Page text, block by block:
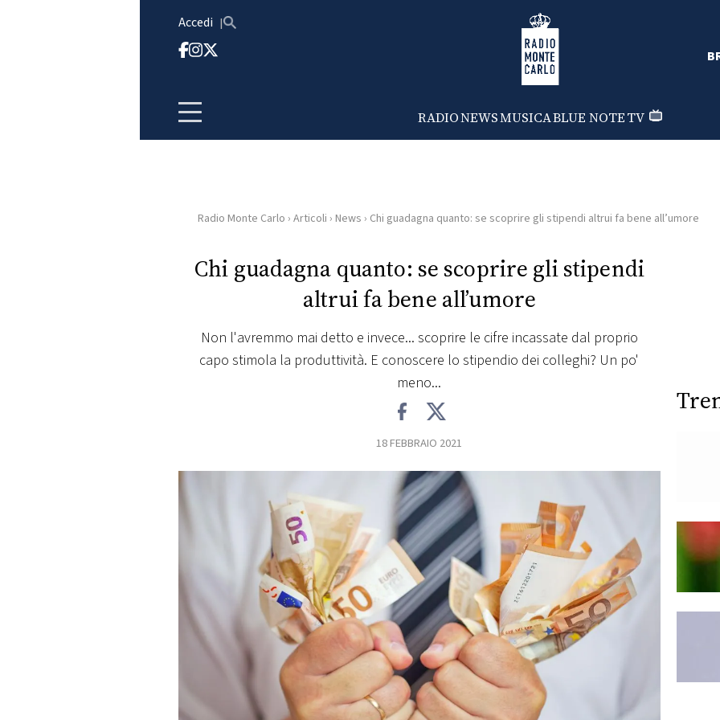
Accedi Radio Monte Carlo
RADIONEWSMUSICABLUE NOTETV
HOME
RADIO
RADIO
FOTO
CONCORSI
EVENTI
VIDEO
PRINCIPATO
Radio Monte Carlo › Articoli › News › Chi guadagna quanto: se scoprire gli stipendi altrui fa bene all’umore
Chi guadagna quanto: se scoprire gli stipendi
altrui fa bene all’umore
Non l'avremmo mai detto e invece... scoprire le cifre incassate dal proprio
capo stimola la produttività. E conoscere lo stipendio dei colleghi? Un po'
meno...
18 FEBBRAIO 2021